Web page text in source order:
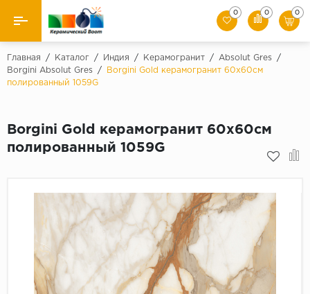
Назад
Производители
Керамогранит
Искусственный камень
0 0 0
Главная / Каталог / Индия / Керамогранит / Absolut Gres
/
Borgini Absolut Gres
/
Borgini Gold керамогранит 60x60см
полированный 1059G
Borgini Gold керамогранит 60x60см
полированный 1059G